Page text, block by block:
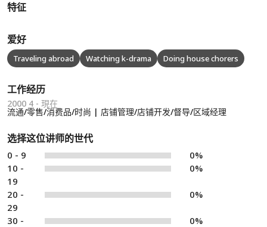
特征
爱好
Traveling abroad Watching k-drama Doing house chorers
工作经历
2000 4 - 現在
流通/零售/消费品/时尚 | 店铺管理/店铺开发/督导/区域经理
选择这位讲师的世代
0 - 9
0%
10 -
19
0%
20 -
29
0%
30 -
0%